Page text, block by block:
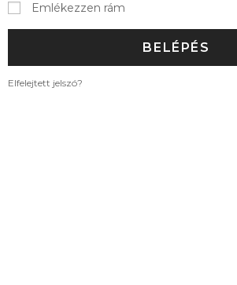
Emlékezzen rám
BELÉPÉS
Elfelejtett jelszó?